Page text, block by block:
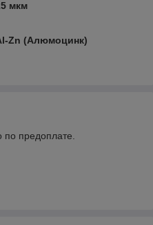
мкм
Zn (Алюмоцинк)
по предоплате.